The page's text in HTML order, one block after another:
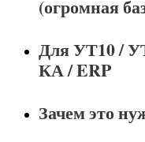
(огромная
Для УТ10 /
КА / ERP
Зачем это